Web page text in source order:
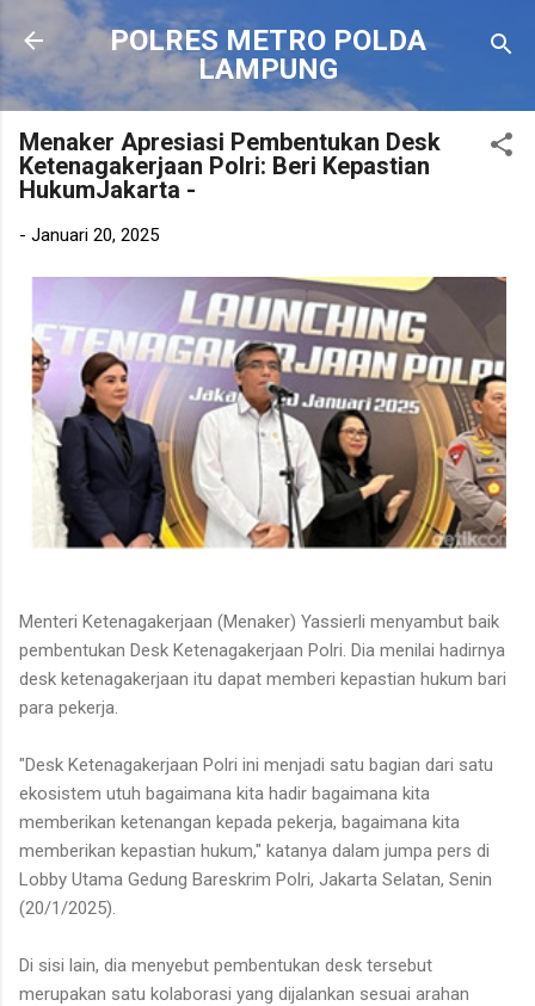
Langsung ke konten utama
POLRES METRO POLDA
LAMPUNG
Menaker Apresiasi Pembentukan Desk
Ketenagakerjaan Polri: Beri Kepastian
HukumJakarta -
- Januari 20, 2025
Menteri Ketenagakerjaan (Menaker) Yassierli menyambut baik
pembentukan Desk Ketenagakerjaan Polri. Dia menilai hadirnya
desk ketenagakerjaan itu dapat memberi kepastian hukum bari
para pekerja.
"Desk Ketenagakerjaan Polri ini menjadi satu bagian dari satu
ekosistem utuh bagaimana kita hadir bagaimana kita
memberikan ketenangan kepada pekerja, bagaimana kita
memberikan kepastian hukum," katanya dalam jumpa pers di
Lobby Utama Gedung Bareskrim Polri, Jakarta Selatan, Senin
(20/1/2025).
Di sisi lain, dia menyebut pembentukan desk tersebut
merupakan satu kolaborasi yang dijalankan sesuai arahan